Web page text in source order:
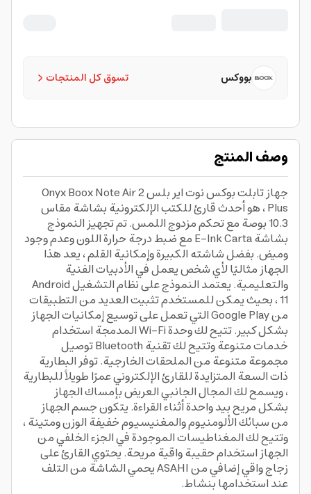
تسوق كل المنتجات بووكس
وصف المنتج
جهاز تابلت بوكس نوت اير بلس Onyx Boox Note Air 2
Plus ، هو أحدث قارئ للكتب الإلكترونية بشاشة مقاس
10.3 بوصة مع تحكم مزدوج اللمس. تم تجهيز النموذج
بشاشة E-Ink Carta مع ضبط درجة حرارة اللون وعدم وجود
وميض. بفضل شاشته الكبيرة وإمكانية القلم ، يعد هذا
الجهاز مثاليًا لأي شخص يعمل في الأدبيات الفنية
والتعليمية. يعتمد النموذج على نظام التشغيل Android
11 ، بحيث يمكن للمستخدم تثبيت العديد من التطبيقات
من Google Play التي تعمل على توسيع إمكانيات الجهاز
بشكل كبير. تتيح لك وحدة Wi-Fi المدمجة استخدام
خدمات متنوعة وتتيح لك تقنية Bluetooth توصيل
مجموعة متنوعة من الملحقات الخارجية. توفر البطارية
ذات السعة المتزايدة للقارئ الإلكتروني عمرًا طويلاً للبطارية
، ويسمح لك المجال الجانبي العريض بإمساك الجهاز
بشكل مريح بيد واحدة أثناء القراءة. يتكون جسم الجهاز
من سبائك الألومنيوم والمغنيسيوم خفيفة الوزن ومتينة ،
وتتيح لك المغناطيسات الموجودة في الجزء الخلفي من
الجهاز استخدام حقيبة واقية مريحة. يحتوي القارئ على
زجاج واقي إضافي من ASAHI يحمي الشاشة من التلف
عند استخدامها بنشاط.